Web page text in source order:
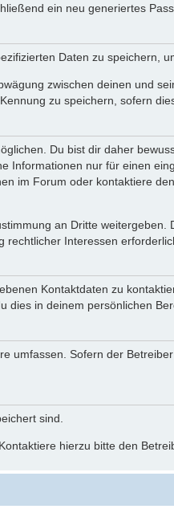
ein neu generiertes
Daten zu speichern,
zwischen deinen und
zu speichern, sofern
Du bist dir daher
Informationen nur für einen
im Forum oder kontaktiere
an Dritte
Interessen
Kontaktdaten zu
dies in deinem persönlichen
umfassen. Sofern der
sind.
hierzu bitte den